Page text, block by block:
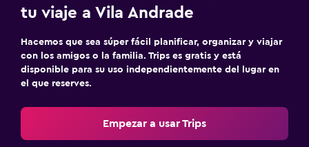
tu viaje a Vila Andrade
Hacemos que sea súper fácil planificar, organizar y viajar
con los amigos o la familia. Trips es gratis y está
disponible para su uso independientemente del lugar en
el que reserves.
Empezar a usar Trips